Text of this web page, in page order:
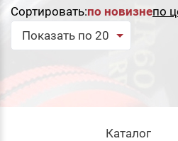
NZ Ltd
Сбросить
Сортировать:по новизнепо
Показать по 20
Каталог